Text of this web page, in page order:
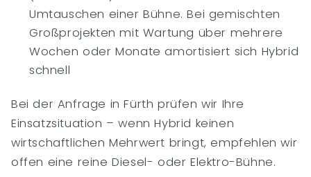
Umtauschen einer Bühne. Bei gemischten
Großprojekten mit Wartung über mehrere
Wochen oder Monate amortisiert sich Hybrid
schnell
Bei der Anfrage in Fürth prüfen wir Ihre
Einsatzsituation – wenn Hybrid keinen
wirtschaftlichen Mehrwert bringt, empfehlen wir
offen eine reine Diesel- oder Elektro-Bühne.